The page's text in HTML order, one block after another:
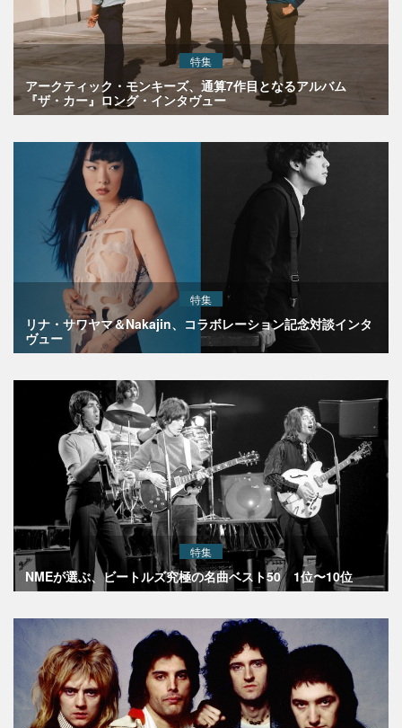
特集
アークティック・モンキーズ、通算7作目となるアルバム
『ザ・カー』ロング・インタヴュー
特集
リナ・サワヤマ＆Nakajin、コラボレーション記念対談インタ
ヴュー
特集
NMEが選ぶ、ビートルズ究極の名曲ベスト50 1位〜10位